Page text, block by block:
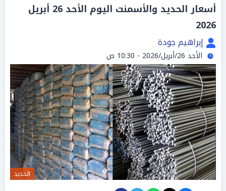
أسعار الحديد والأسمنت اليوم الأحد 26 أبريل
2026
إبراهيم جودة
الأحد 26/أبريل/2026 - 10:30 ص
الحديد